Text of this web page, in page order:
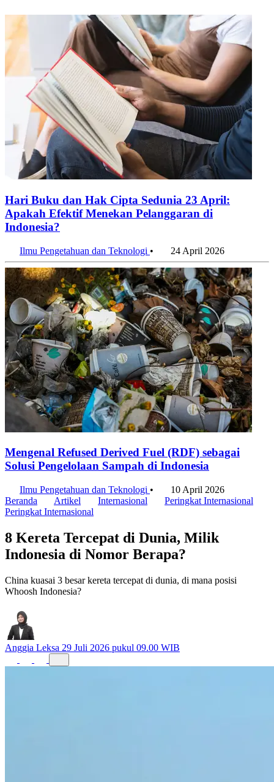
Hari Buku dan Hak Cipta Sedunia 23 April:
Apakah Efektif Menekan Pelanggaran di
Indonesia?
Ilmu Pengetahuan dan Teknologi • 24 April 2026
Mengenal Refused Derived Fuel (RDF) sebagai
Solusi Pengelolaan Sampah di Indonesia
Ilmu Pengetahuan dan Teknologi •
10 April 2026
Beranda
Artikel Internasional
Peringkat Internasional
Peringkat Internasional
8 Kereta Tercepat di Dunia, Milik
Indonesia di Nomor Berapa?
China kuasai 3 besar kereta tercepat di dunia, di mana posisi
Whoosh Indonesia?
Anggia Leksa 29 Juli 2026 pukul 09.00 WIB